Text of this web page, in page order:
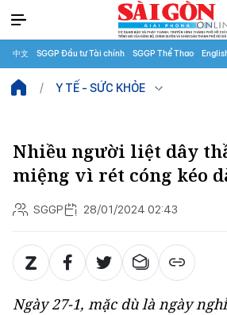
中文 SGGP Đầu tư Tài chính SGGP Thể Thao
Y TẾ - SỨC KHỎE
Nhiều người liệt dây
miệng vì rét cóng kéo
SGGP 28/01/2024 02:43
Ngày 27-1, mặc dù là ngày